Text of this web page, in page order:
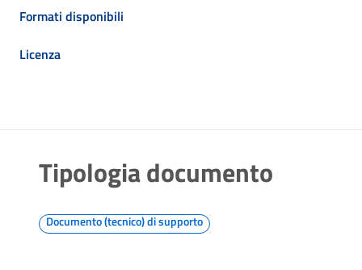
Formati disponibili
Licenza
Tipologia documento
Documento (tecnico) di supporto